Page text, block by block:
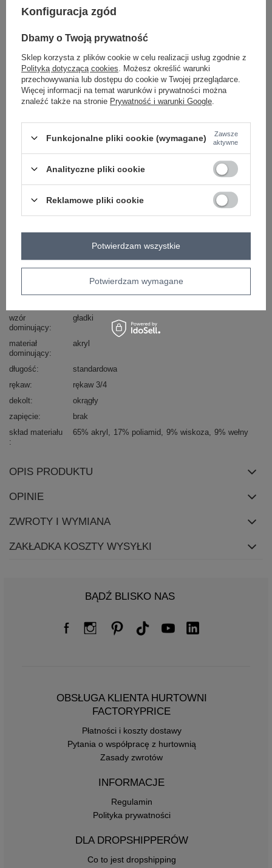
ciemny brązowy
One size 5906694072994
ZALOGUJ SIĘ I ZOBACZ CENĘ
+48 601 547 740
skład materiału : 65% akryl, 17% poliamid, 9%
wiskoza, 9% wełny
Marka
CHARISMA
casual
wzór
dominujący
gładki
materiał
dominujący
akryl
długość
standardowa
rękaw
rękaw 3/4
dekolt
okrągły
zapięcie
brak
skład materiału
65% akryl 17% poliamid 9% wiskoza 9% wełny
OPIS PRODUKTU
OPINIE
ZWROTY I WYMIANA
ZAKŁADKA KOSZTY WYSYŁKI
BĄDŹ BLISKO NAS
OBSŁUGA KLIENTA HURTOWNI
FACTORYPRICE
Płatności i koszty dostawy
Pytania o współpracę z hurtownią
Zasady zwrotów
INFORMACJE
Regulamin
Polityka prywatności
DLA DROPSHIPPERÓW
Co to jest dropshipping
Konfiguracja zgód
Dbamy o Twoją prywatność
Sklep korzysta z plików cookie w celu realizacji usług zgodnie z
Polityką dotyczącą cookies . Możesz określić warunki
przechowywania lub dostępu do cookie w Twojej przeglądarce.
Więcej informacji na temat warunków i prywatności można
znaleźć także na stronie Prywatność i warunki Google
Funkcjonalne pliki cookie (wymagane)
Zawsze
aktywne
Analityczne pliki cookie
Reklamowe pliki cookie
Potwierdzam wymagane
Potwierdzam wszystkie